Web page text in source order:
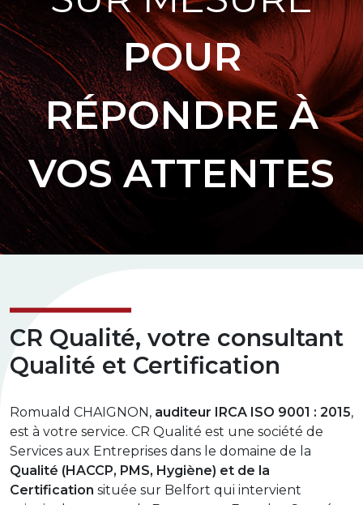
POUR
RÉPONDRE À
VOS ATTENTES
CR Qualité, votre consultant
Qualité et Certification
Romuald CHAIGNON, auditeur IRCA ISO 9001 : 2015,
est à votre service. CR Qualité est une société de
Services aux Entreprises dans le domaine de la
Qualité (HACCP, PMS, Hygiène) et de la
Certification située sur Belfort qui intervient